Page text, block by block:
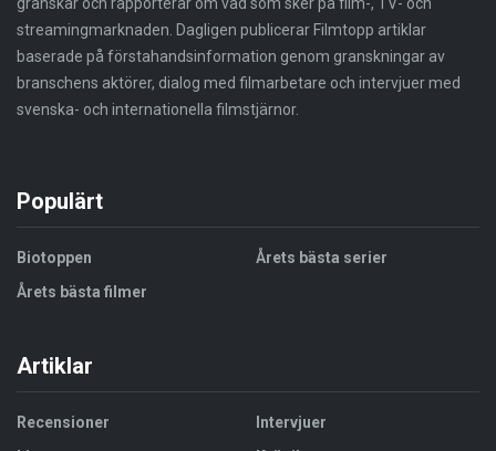
granskar och rapporterar om vad som sker på film-, TV- och
streamingmarknaden. Dagligen publicerar Filmtopp artiklar
baserade på förstahandsinformation genom granskningar av
branschens aktörer, dialog med filmarbetare och intervjuer med
svenska- och internationella filmstjärnor.
Populärt
Biotoppen
Årets bästa filmer
Årets bästa serier
Artiklar
Recensioner
Intervjuer